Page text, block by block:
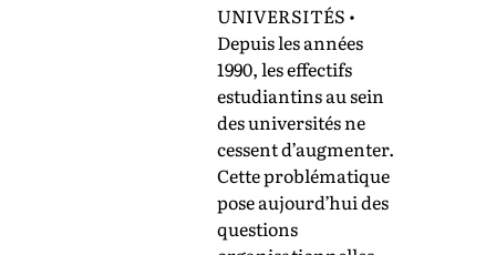
UNIVERSITÉS •
Depuis les années
1990, les effectifs
estudiantins au sein
des universités ne
cessent d’augmenter.
Cette problématique
pose aujourd’hui des
questions